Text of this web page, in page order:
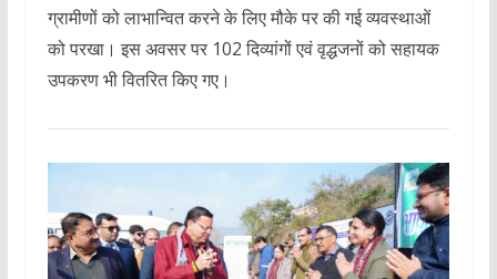
ग्रामीणों को लाभान्वित करने के लिए मौके पर की गई व्यवस्थाओं
को परखा। इस अवसर पर 102 दिव्यांगों एवं वृद्धजनों को सहायक
उपकरण भी वितरित किए गए।